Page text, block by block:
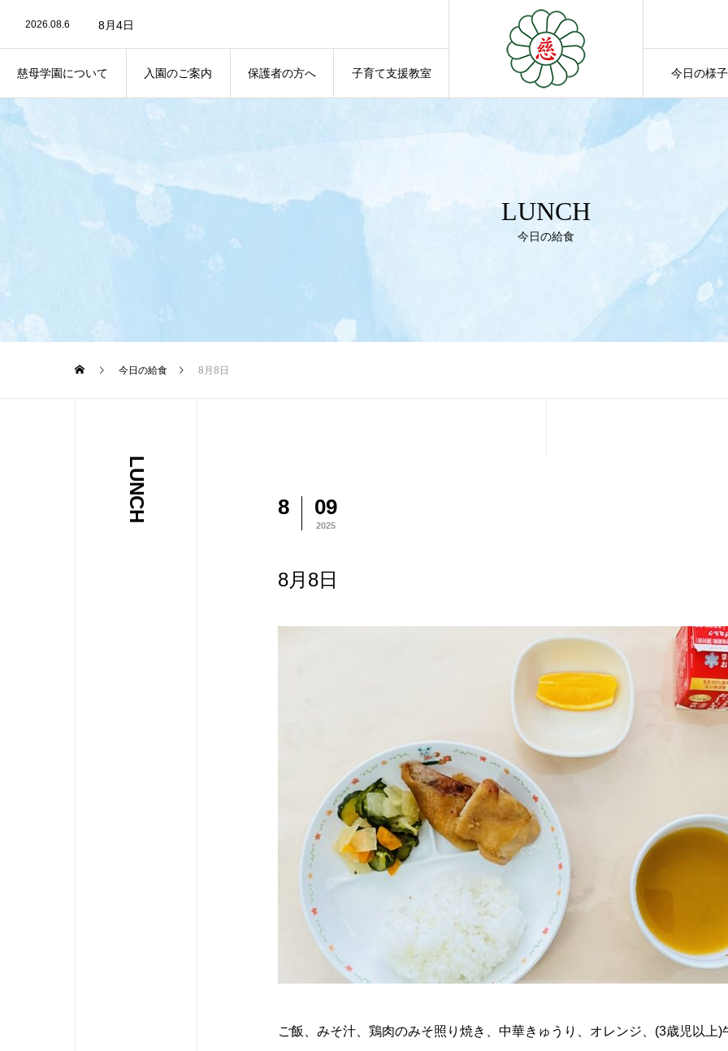
慈母学園について
入園のご案内
保護者の方へ
子育て支援教室
今日の様子
2026.08.5 8月4日
2026.07.30 7月30日
2026.08.6 8月4日
LUNCH
今日の給食
今日の給食 8月8日
LUNCH 8 09
2025
8月8日
ご飯、みそ汁、鶏肉のみそ照り焼き、中華きゅうり、オレンジ、(3歳児以上)